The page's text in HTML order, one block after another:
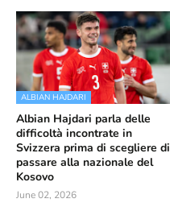
ALBIAN HAJDARI
Albian Hajdari parla delle
difficoltà incontrate in
Svizzera prima di scegliere di
passare alla nazionale del
Kosovo
June 02, 2026